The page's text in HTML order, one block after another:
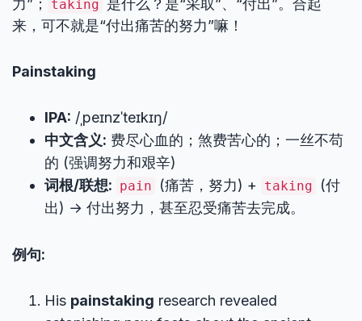
力”；
taking 是什么？是“采取”、“付出”。合起
来，可不就是“付出痛苦的努力”嘛！
Painstaking
IPA: /ˌpeɪnzˈteɪkɪŋ/
中文含义: 费尽心血的；煞费苦心的；一丝不苟
的 (强调努力和艰辛)
词根/联想: pain (痛苦，努力) + taking
(付
出) → 付出努力，甚至忍受痛苦去完成。
例句:
His painstaking research revealed